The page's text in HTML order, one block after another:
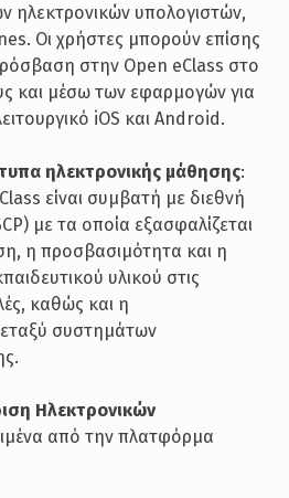
ηλεκτρονικών υπολογιστών,
Οι χρήστες μπορούν επίσης
στην Open eClass στο
και μέσω των εφαρμογών για
iOS και Android.
ηλεκτρονικής μάθησης:
είναι συμβατή με διεθνή
με τα οποία εξασφαλίζεται
η προσβασιμότητα και η
υλικού στις
καθώς και η
συστημάτων
Ηλεκτρονικών
από την πλατφόρμα